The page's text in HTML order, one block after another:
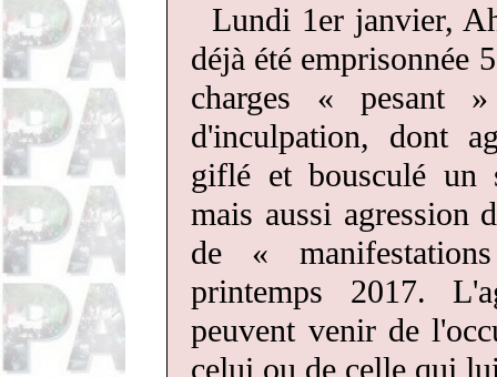
Lundi 1er janvier,
déjà été emprisonnée
charges «
d'inculpation, dont
giflé et bousculé un
mais aussi agression
de «
printemps 2017.
peuvent venir de
celui ou de celle qui